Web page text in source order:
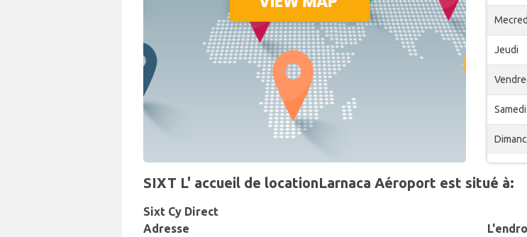
Jeudi
Samedi
SIXT L' accueil de locationLarnaca Aéroport est situé à:
Sixt Cy Direct
Adresse